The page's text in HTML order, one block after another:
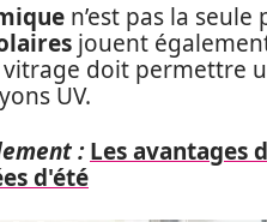
n’est pas la
jouent
doit permettre
UV.
: Les avantages
d'été